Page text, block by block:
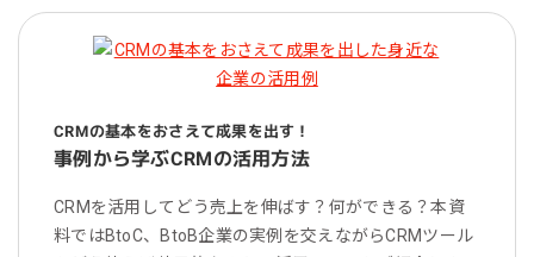
CRMの基本をおさえて成果を出す！
事例から学ぶCRMの活用方法
CRMを活用してどう売上を伸ばす？何ができる？本資
料ではBtoC、BtoB企業の実例を交えながらCRMツール